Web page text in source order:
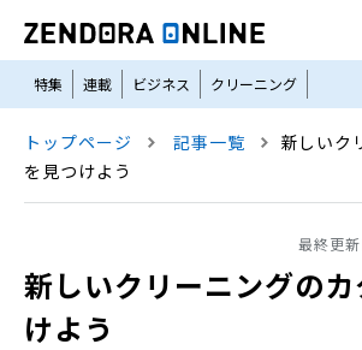
特集 連載 ビジネス
クリーニング
私物洗濯ユニフォーム
THE ZENDORA
LBM Linen Plant
トップページ 記事一覧
新しいク
を見つけよう
最終更新
新しいクリーニングの
けよう